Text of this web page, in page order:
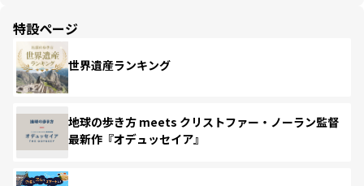
特設ページ
世界遺産ランキング
地球の歩き方 meets クリストファー・ノーラン監督
最新作『オデュッセイア』